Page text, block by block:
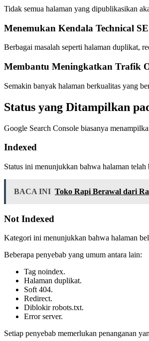
Tidak semua halaman yang dipublikasikan
Menemukan Kendala Technical
Berbagai masalah seperti halaman duplikat,
Membantu Meningkatkan Trafik
Semakin banyak halaman berkualitas yang
Status yang Ditampilkan
Google Search Console biasanya
Indexed
Status ini menunjukkan bahwa halaman
BACA INI Toko Rapi Berawal dari
Not Indexed
Kategori ini menunjukkan bahwa halaman
Beberapa penyebab yang umum antara lain:
Tag noindex.
Halaman duplikat.
Soft 404.
Redirect.
Diblokir robots.txt.
Error server.
Setiap penyebab memerlukan penanganan